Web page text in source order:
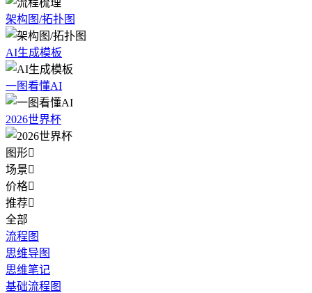
架构图/拓扑图
AI生成模板
一图看懂AI
2026世界杯
图形
场景
价格
推荐
全部
流程图
思维导图
思维笔记
基础流程图